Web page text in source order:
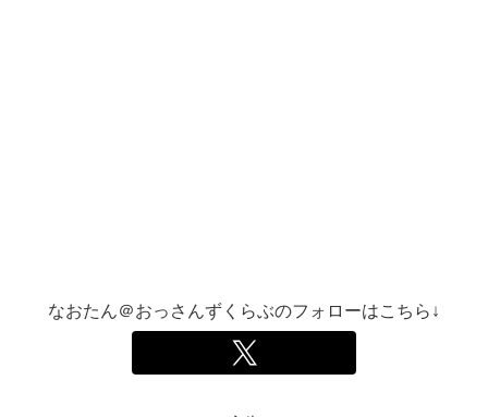
なおたん＠おっさんずくらぶのフォローはこちら↓